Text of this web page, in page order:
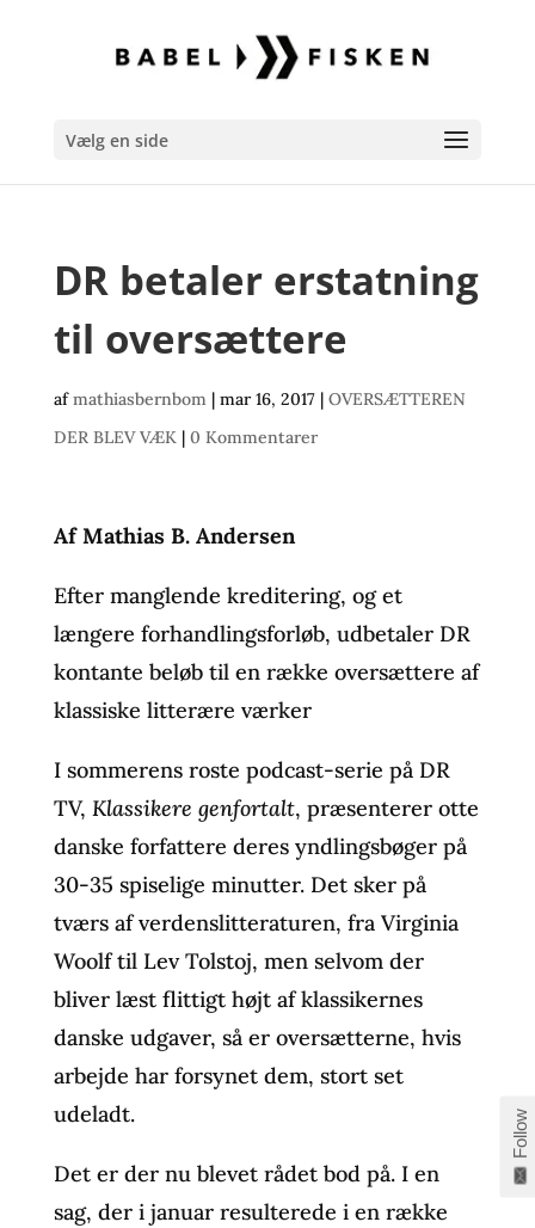
Vælg en side
DR betaler erstatning
til oversættere
afmathiasbernbom| mar 16, 2017| OVERSÆTTEREN
DER BLEV VÆK| 0 Kommentarer
Af Mathias B. Andersen
Efter manglende kreditering, og et
længere forhandlingsforløb, udbetaler DR
kontante beløb til en række oversættere af
klassiske litterære værker
I sommerens roste podcast-serie på DR
TV, Klassikere genfortalt, præsenterer otte
danske forfattere deres yndlingsbøger på
30-35 spiselige minutter. Det sker på
tværs af verdenslitteraturen, fra Virginia
Woolf til Lev Tolstoj, men selvom der
bliver læst flittigt højt af klassikernes
danske udgaver, så er oversætterne, hvis
arbejde har forsynet dem, stort set
udeladt.
Det er der nu blevet rådet bod på. I en
sag, der i januar resulterede i en række
Follow